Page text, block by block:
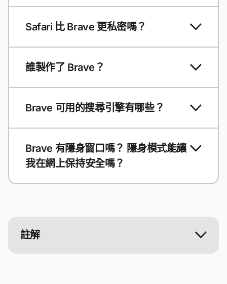
Safari 比 Brave 更私密嗎？
誰製作了 Brave？
Brave 可用的搜尋引擎有哪些？
Brave 有隱身窗口嗎？ 隱身模式能讓
我在網上保持安全嗎？
註解